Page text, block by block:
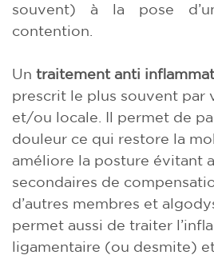
souvent) à la pose
contention.
Un traitement anti
prescrit le plus souvent par
et/ou locale. Il permet de
douleur ce qui restore la
améliore la posture évitant
secondaires de
d’autres membres et
permet aussi de traiter
ligamentaire (ou desmite)